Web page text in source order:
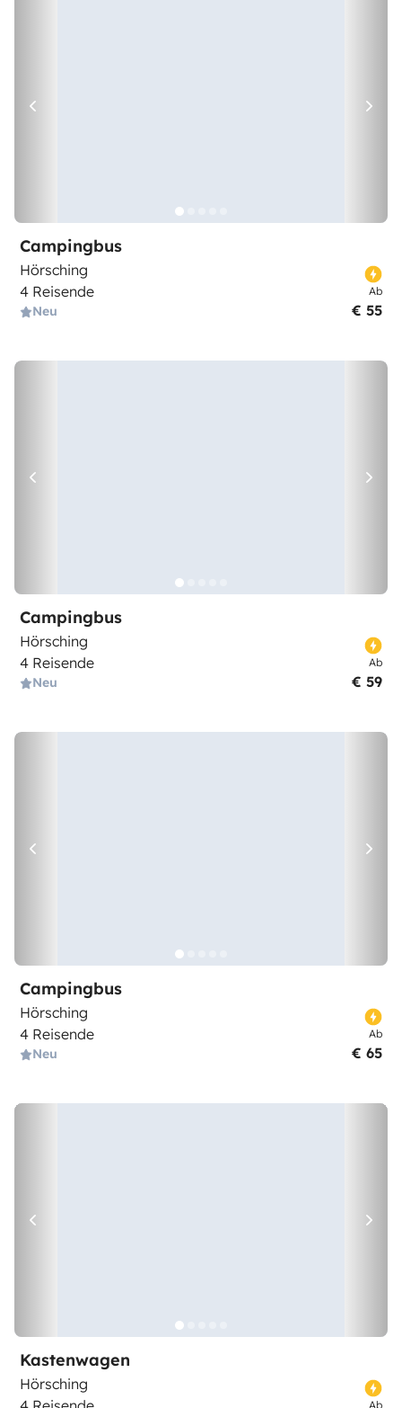
Campingbus
Hörsching
4 Reisende
Neu
Ab
€ 55
Campingbus
Hörsching
4 Reisende
Neu
Ab
€ 59
Campingbus
Hörsching
4 Reisende
Neu
Ab
€ 65
Kastenwagen
Hörsching
Ab